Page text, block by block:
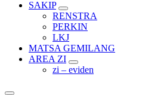
SAKIP
RENSTRA
PERKIN
LKJ
MATSA GEMILANG
AREA ZI
zi – eviden